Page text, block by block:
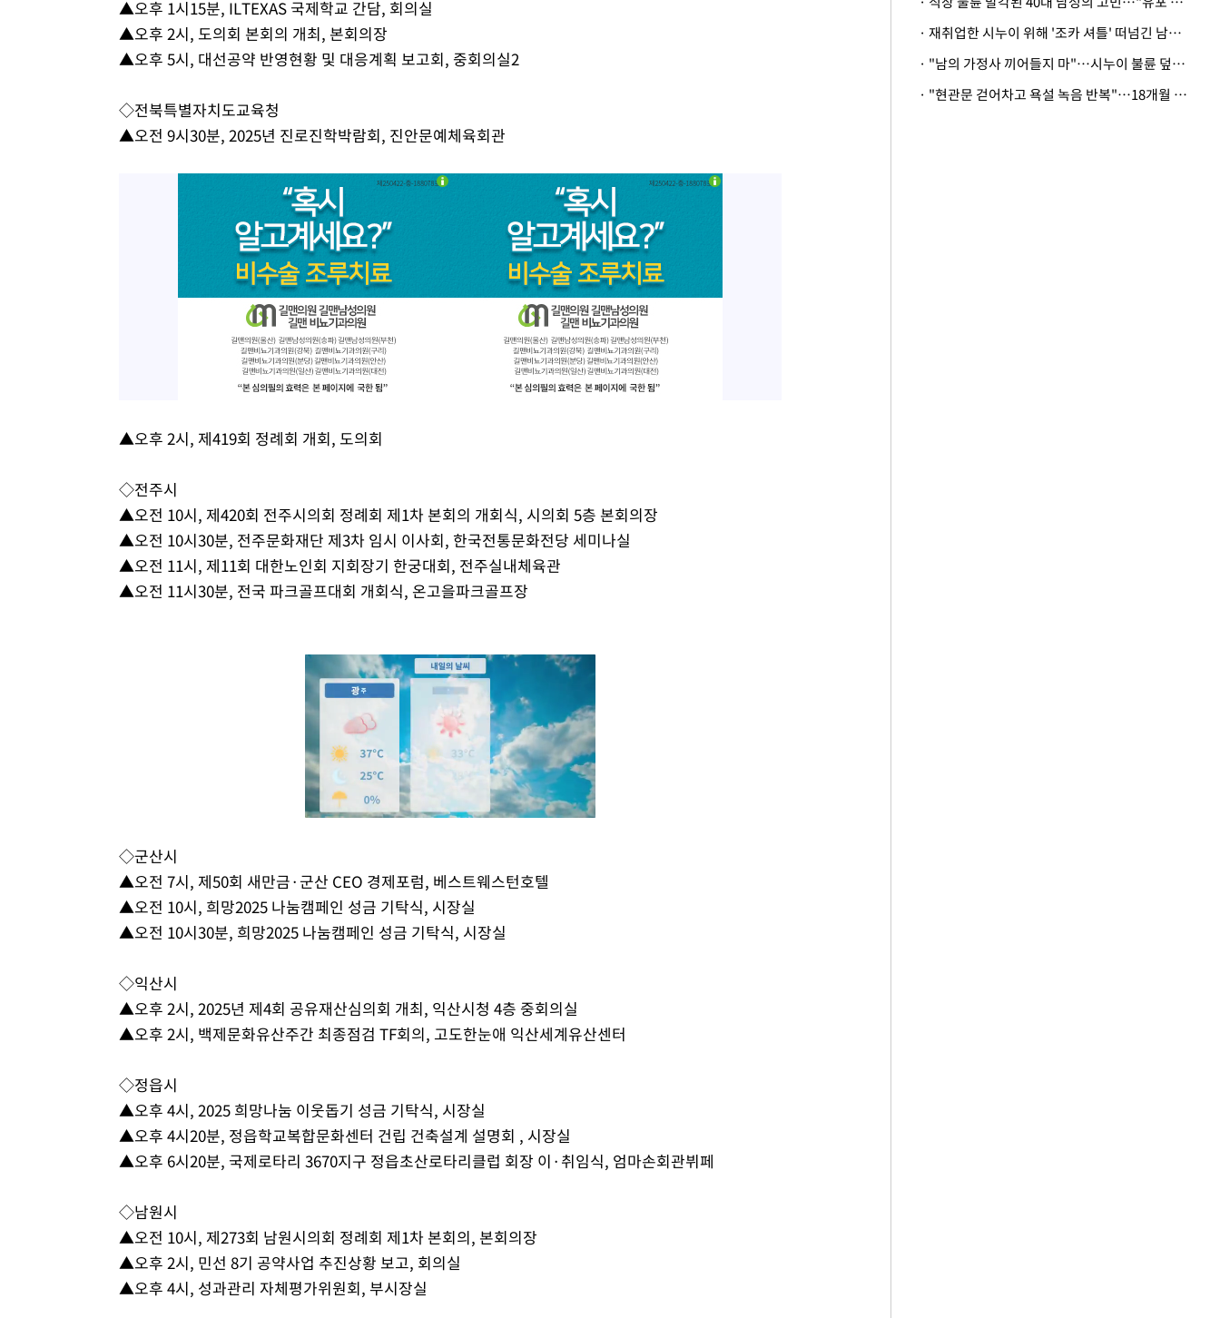
[속보]코스닥, 800p 회복…0.26% 오른 801.67 마감
[속보]코스피, 301.88포인트(4.58%) 내린 6296.38 마감
[속보]원·달러 환율, 0.7원 내린 1423.8원 마감
"여기 떨어졌다"…다누리, 스페이스X 로켓 달 충돌 흔적 포착
손흥민, 5경기 연속골 실패…LAFC는 승부차기 끝 과달라하라 격파
내일까지 39도 '펄펄'…기상청 "태풍 지나며 폭염 잠시 꺾인다"
▲오후 1시15분, ILTEXAS 국제학교 간담, 회의실
▲오후 2시, 도의회 본회의 개최, 본회의장
▲오후 5시, 대선공약 반영현황 및 대응계획 보고회, 중회의실2
◇전북특별자치도교육청
▲오전 9시30분, 2025년 진로진학박람회, 진안문예체육회관
▲오후 2시, 제419회 정례회 개회, 도의회
◇전주시
▲오전 10시, 제420회 전주시의회 정례회 제1차 본회의 개회식, 시의회 5층 본회의장
▲오전 10시30분, 전주문화재단 제3차 임시 이사회, 한국전통문화전당 세미나실
▲오전 11시, 제11회 대한노인회 지회장기 한궁대회, 전주실내체육관
▲오전 11시30분, 전국 파크골프대회 개회식, 온고을파크골프장
Mute
◇군산시
▲오전 7시, 제50회 새만금·군산 CEO 경제포럼, 베스트웨스턴호텔
▲오전 10시, 희망2025 나눔캠페인 성금 기탁식, 시장실
▲오전 10시30분, 희망2025 나눔캠페인 성금 기탁식, 시장실
◇익산시
▲오후 2시, 2025년 제4회 공유재산심의회 개최, 익산시청 4층 중회의실
▲오후 2시, 백제문화유산주간 최종점검 TF회의, 고도한눈애 익산세계유산센터
◇정읍시
▲오후 4시, 2025 희망나눔 이웃돕기 성금 기탁식, 시장실
▲오후 4시20분, 정읍학교복합문화센터 건립 건축설계 설명회 , 시장실
▲오후 6시20분, 국제로타리 3670지구 정읍초산로타리클럽 회장 이·취임식, 엄마손회관뷔페
◇남원시
▲오전 10시, 제273회 남원시의회 정례회 제1차 본회의, 본회의장
▲오후 2시, 민선 8기 공약사업 추진상황 보고, 회의실
▲오후 4시, 성과관리 자체평가위원회, 부시장실
· 재취업한 시누이 위해 '조카 셔틀' 떠넘긴 남편…아내 "난 못한다"
· "남의 가정사 끼어들지 마"…시누이 불륜 덮으려는 남편에 억울한 아내
· "현관문 걷어차고 욕설 녹음 반복"…18개월 아기 키우는 집 뒤흔든 '앞집의 비극'